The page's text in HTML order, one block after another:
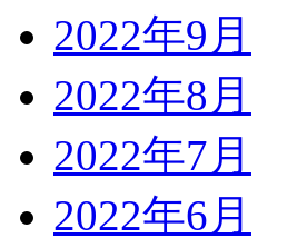
2022年9月
2022年8月
2022年7月
2022年6月